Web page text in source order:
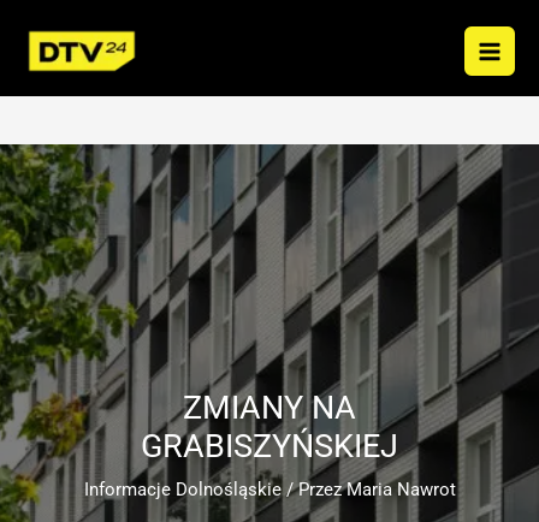
treści
ZMIANY NA
GRABISZYŃSKIEJ
Informacje Dolnośląskie/ PrzezMaria Nawrot